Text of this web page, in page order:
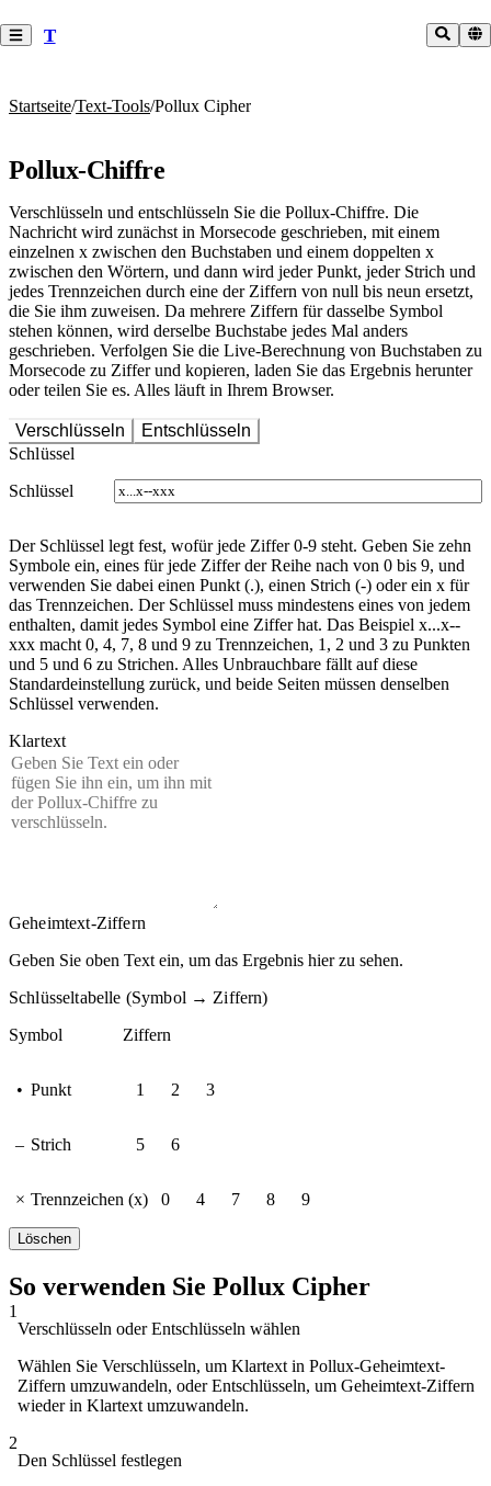
T
Startseite/Text-Tools/Pollux Cipher
Pollux-Chiffre
Verschlüsseln und entschlüsseln Sie die Pollux-Chiffre. Die
Nachricht wird zunächst in Morsecode geschrieben, mit einem
einzelnen x zwischen den Buchstaben und einem doppelten x
zwischen den Wörtern, und dann wird jeder Punkt, jeder Strich und
jedes Trennzeichen durch eine der Ziffern von null bis neun ersetzt,
die Sie ihm zuweisen. Da mehrere Ziffern für dasselbe Symbol
stehen können, wird derselbe Buchstabe jedes Mal anders
geschrieben. Verfolgen Sie die Live-Berechnung von Buchstaben zu
Morsecode zu Ziffer und kopieren, laden Sie das Ergebnis herunter
oder teilen Sie es. Alles läuft in Ihrem Browser.
Verschlüsseln
Entschlüsseln
Schlüssel
Schlüssel
Der Schlüssel legt fest, wofür jede Ziffer 0-9 steht. Geben Sie zehn
Symbole ein, eines für jede Ziffer der Reihe nach von 0 bis 9, und
verwenden Sie dabei einen Punkt (.), einen Strich (-) oder ein x für
das Trennzeichen. Der Schlüssel muss mindestens eines von jedem
enthalten, damit jedes Symbol eine Ziffer hat. Das Beispiel x...x--
xxx macht 0, 4, 7, 8 und 9 zu Trennzeichen, 1, 2 und 3 zu Punkten
und 5 und 6 zu Strichen. Alles Unbrauchbare fällt auf diese
Standardeinstellung zurück, und beide Seiten müssen denselben
Schlüssel verwenden.
Klartext
Geheimtext-Ziffern
Geben Sie oben Text ein, um das Ergebnis hier zu sehen.
Schlüsseltabelle (Symbol → Ziffern)
Symbol
Ziffern
• Punkt 1 2 3
– Strich 5 6
× Trennzeichen (x) 0 4 7 8 9
Löschen
So verwenden Sie Pollux Cipher
1
Verschlüsseln oder Entschlüsseln wählen
Wählen Sie Verschlüsseln, um Klartext in Pollux-Geheimtext-
Ziffern umzuwandeln, oder Entschlüsseln, um Geheimtext-Ziffern
wieder in Klartext umzuwandeln.
2
Den Schlüssel festlegen